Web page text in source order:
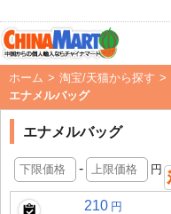
ホーム > 淘宝/天猫から探す >
エナメルバッグ
エナメルバッグ
- 円
210 円